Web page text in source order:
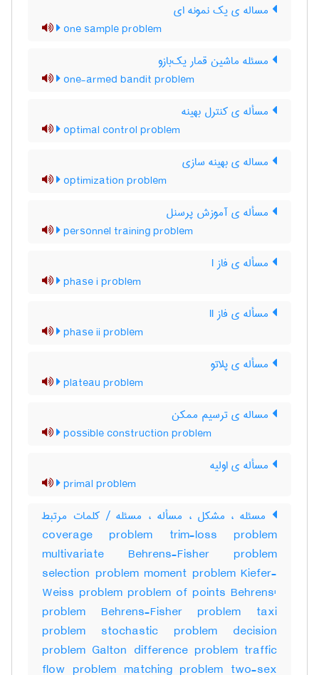
مساله ی یک نمونه ای
one sample problem
مسئله ماشین قمار یک‌بازو
one-armed bandit problem
مسأله ی کنترل بهینه
optimal control problem
مساله ی بهینه سازی
optimization problem
مسأله ی آموزش پرسنل
personnel training problem
مسأله ی فاز I
phase i problem
مسأله ی فاز II
phase ii problem
مسأله ی پلاتو
plateau problem
مساله ی ترسیم ممکن
possible construction problem
مسأله ی اولیه
primal problem
مسئله ، مشکل ، مسأله ، مسئله / کلمات مرتبط
coverage problem trim-loss problem
multivariate Behrens-Fisher problem
selection problem moment problem Kiefer-
Weiss problem problem of points Behrens'
problem Behrens-Fisher problem taxi
problem stochastic problem decision
problem Galton difference problem traffic
flow problem matching problem two-sex